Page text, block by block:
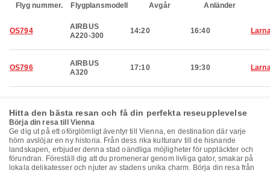
Flyg nummer. Flygplansmodell Avgår Anländer
OS794
AIRBUS
A220-300
14:20 16:40
OS796
AIRBUS
A320
17:10 19:30
Hitta den bästa resan och få din perfekta reseupplevelse
Börja din resa till Vienna
Ge dig ut på ett oförglömligt äventyr till Vienna, en destination där varje
hörn avslöjar en ny historia. Från dess rika kulturarv till de hisnande
landskapen, erbjuder denna stad oändliga möjligheter för upptäckter och
förundran. Föreställ dig att du promenerar genom livliga gator, smakar på
lokala delikatesser och njuter av stadens unika charm. Börja din resa från